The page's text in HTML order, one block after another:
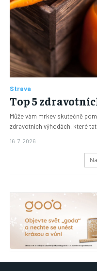
Strava
Top 5
Může vám mrkev skutečně
zdravotních výhodách, které
16. 7. 2026